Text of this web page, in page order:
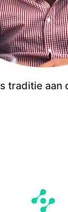
traditie aan